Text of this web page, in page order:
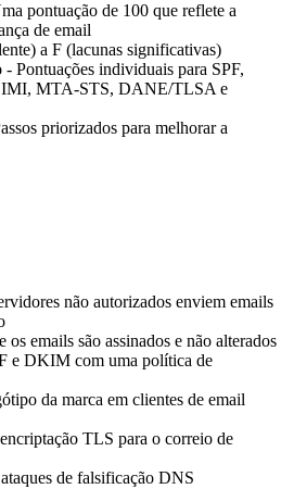
pontuação de 100 que reflete a
de email
a F (lacunas significativas)
- Pontuações individuais para SPF,
MTA-STS, DANE/TLSA e
priorizados para melhorar a
não autorizados enviem emails
os emails são assinados e não alterados
e DKIM com uma política de
da marca em clientes de email
TLS para o correio de
de falsificação DNS